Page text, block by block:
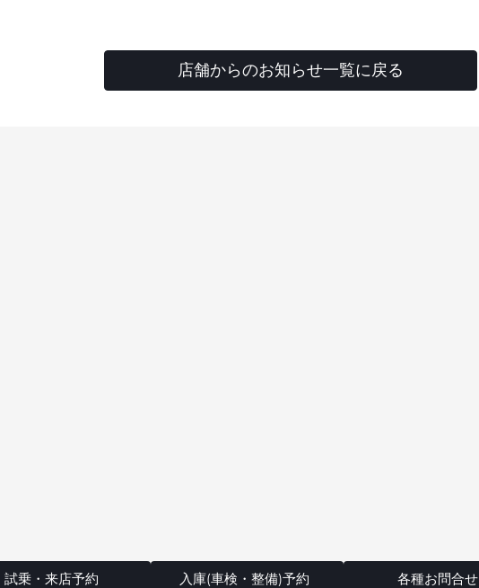
店舗からのお知らせ一覧に戻る
試乗・来店予約 入庫(車検・整備)予約 各種お問合せ